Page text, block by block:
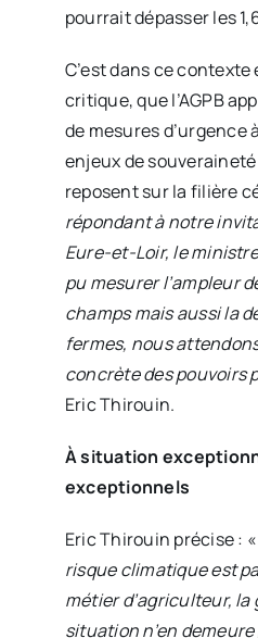
pourrait dépasser les
C’est dans ce
critique, que l’AGPB
de mesures d’urgence
enjeux de
reposent sur la filière
répondant à notre
Eure-et-Loir, le
pu mesurer l’ampleur
champs mais aussi la
fermes, nous
concrète des pouvoirs
Eric Thirouin.
À situation
exceptionnels
Eric Thirouin précise : «
risque climatique est
métier d’agriculteur, la
situation n’en